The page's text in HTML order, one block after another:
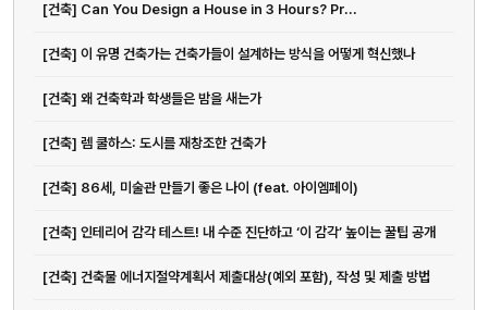
[건축] Can You Design a House in 3 Hours? Pr...
[건축] 이 유명 건축가는 건축가들이 설계하는 방식을 어떻게 혁신했나
[건축] 왜 건축학과 학생들은 밤을 새는가
[건축] 렘 쿨하스: 도시를 재창조한 건축가
[건축] 86세, 미술관 만들기 좋은 나이 (feat. 아이엠페이)
[건축] 인테리어 감각 테스트! 내 수준 진단하고 ‘이 감각’ 높이는 꿀팁 공개
[건축] 건축물 에너지절약계획서 제출대상(예외 포함), 작성 및 제출 방법